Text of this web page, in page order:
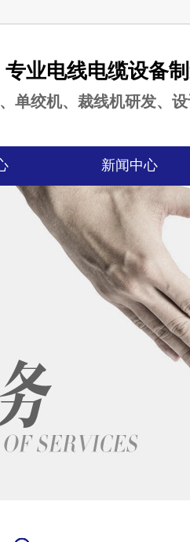
业电线电缆设备
单绞机、裁线机研发、
新闻中心